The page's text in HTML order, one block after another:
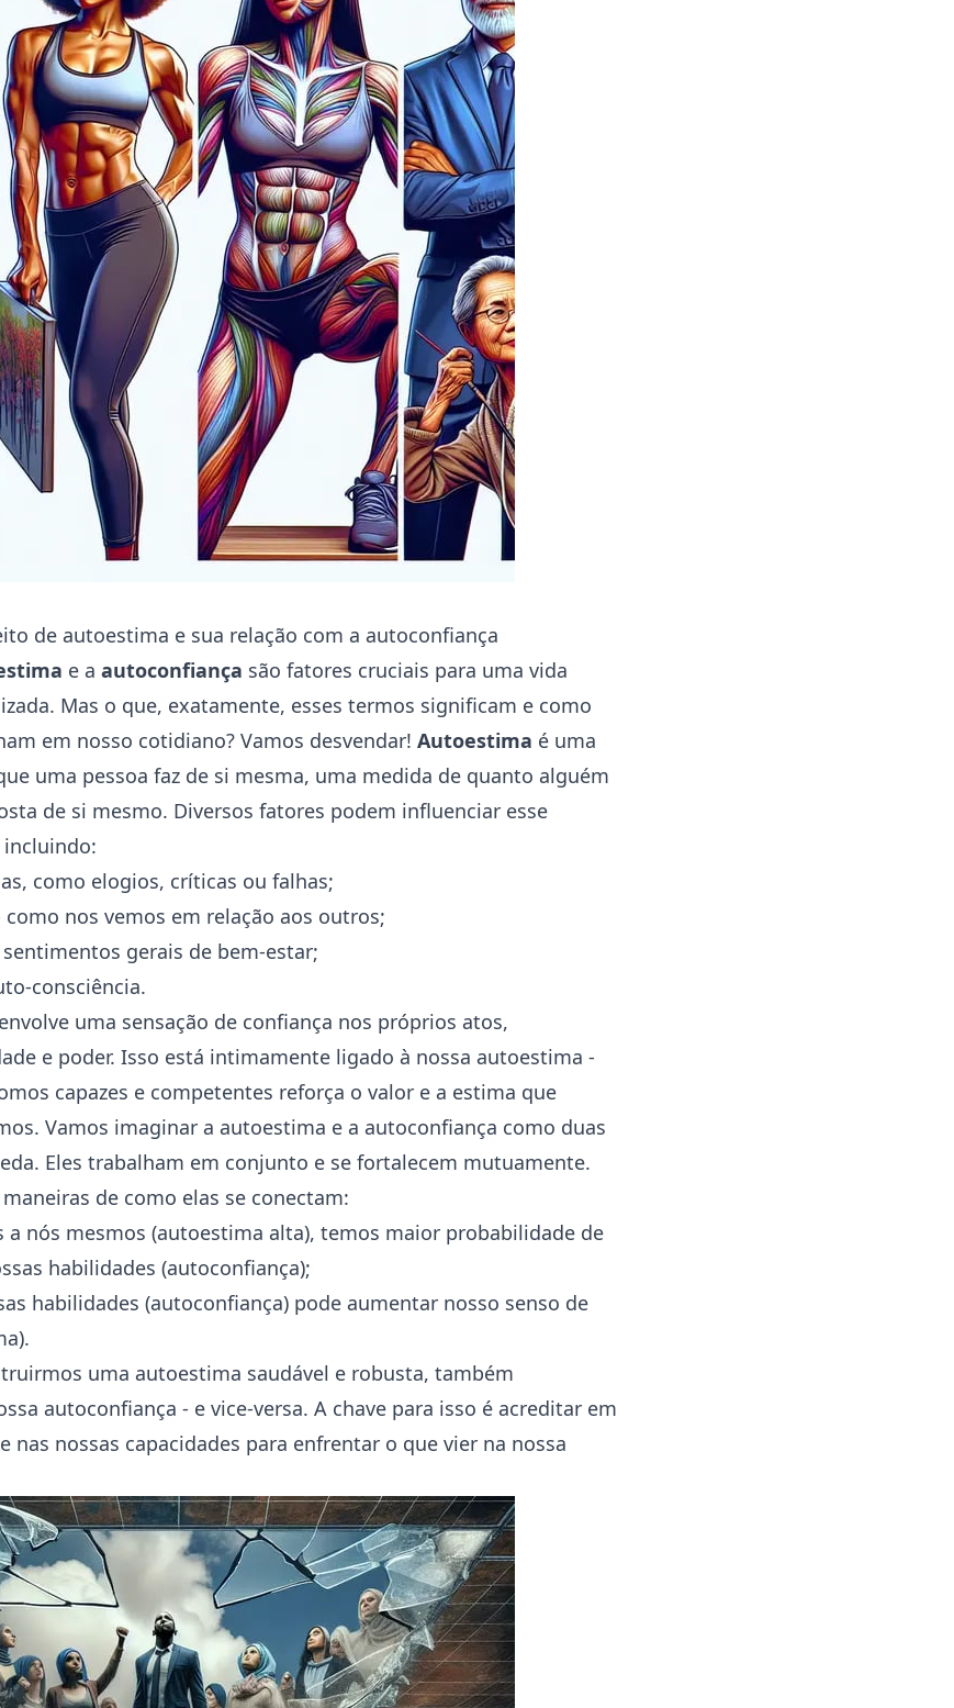
de autoestima e sua relação com a autoconfiança
e a autoconfiança são fatores cruciais para uma vida
Mas o que, exatamente, esses termos significam e como
em nosso cotidiano? Vamos desvendar! Autoestima é uma
uma pessoa faz de si mesma, uma medida de quanto alguém
de si mesmo. Diversos fatores podem influenciar esse
como elogios, críticas ou falhas;
como nos vemos em relação aos outros;
gerais de bem-estar;
consciência.
envolve uma sensação de confiança nos próprios atos,
e poder. Isso está intimamente ligado à nossa autoestima -
capazes e competentes reforça o valor e a estima que
Vamos imaginar a autoestima e a autoconfiança como duas
Eles trabalham em conjunto e se fortalecem mutuamente.
de como elas se conectam:
a nós mesmos (autoestima alta), temos maior probabilidade de
habilidades (autoconfiança);
habilidades (autoconfiança) pode aumentar nosso senso de
uma autoestima saudável e robusta, também
autoconfiança - e vice-versa. A chave para isso é acreditar em
nas nossas capacidades para enfrentar o que vier na nossa